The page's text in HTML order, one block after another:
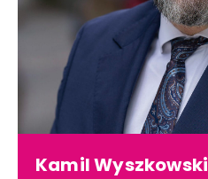
Kamil Wyszkowski